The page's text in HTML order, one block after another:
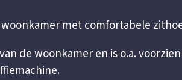
met comfortabele
de woonkamer en is o.a.